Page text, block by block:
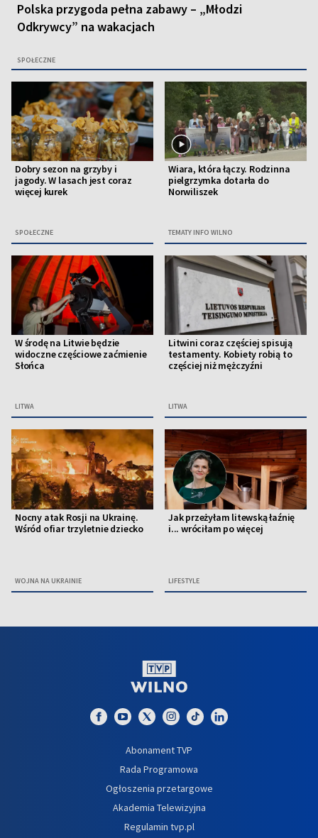
Polska przygoda pełna zabawy – „Młodzi
Odkrywcy” na wakacjach
SPOŁECZNE
Dobry sezon na grzyby i
jagody. W lasach jest coraz
więcej kurek
SPOŁECZNE
Wiara, która łączy. Rodzinna
pielgrzymka dotarła do
Norwiliszek
TEMATY INFO WILNO
W środę na Litwie będzie
widoczne częściowe zaćmienie
Słońca
LITWA
Litwini coraz częściej spisują
testamenty. Kobiety robią to
częściej niż mężczyźni
LITWA
Nocny atak Rosji na Ukrainę.
Wśród ofiar trzyletnie dziecko
WOJNA NA UKRAINIE
Jak przeżyłam litewską łaźnię
i... wróciłam po więcej
LIFESTYLE
Abonament TVP
Rada Programowa
Ogłoszenia przetargowe
Akademia Telewizyjna
Regulamin tvp.pl